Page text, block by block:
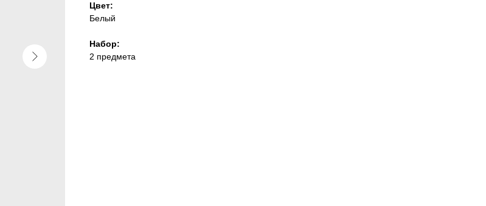
Цвет:
Белый
Набор:
2 предмета